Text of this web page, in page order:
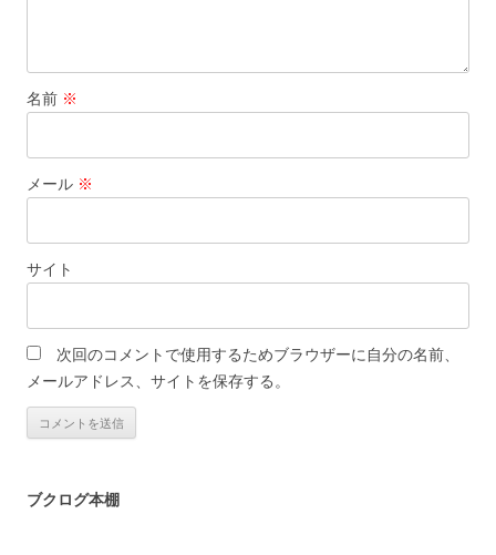
名前 ※
メール ※
サイト
次回のコメントで使用するためブラウザーに自分の名前、
メールアドレス、サイトを保存する。
ブクログ本棚